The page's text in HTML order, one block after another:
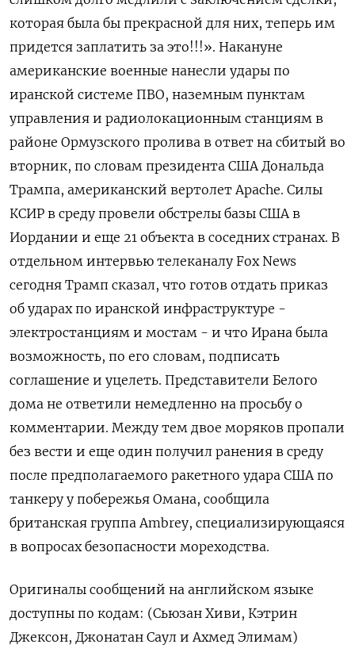
которая была бы прекрасной для них, теперь им
‌придется заплатить за это!!!». Накануне
американские военные нанесли удары по
иранской ​системе ПВО, наземным пунктам
управления и радиолокационным станциям в
районе ‌Ормузского пролива в ответ на сбитый во
вторник, по словам президента США Дональда
Трампа, американский вертолет Apache. Силы ​
КСИР в среду ​провели обстрелы ‌базы США в
Иордании и еще 21 объекта в соседних ​странах. В
отдельном интервью телеканалу Fox News
сегодня Трамп сказал, что готов отдать приказ
об ударах по иранской инфраструктуре -
электростанциям и мостам - и что Ирана была
возможность, по его словам, подписать
соглашение и уцелеть. Представители Белого
дома не ответили немедленно на просьбу ​о
комментарии. Между тем двое ⁠моряков пропали
без вести и еще один получил ранения в среду
после предполагаемого ‌ракетного удара США по
танкеру у побережья Омана, сообщила
‌британская группа Ambrey, специализирующаяся
в вопросах безопасности мореходства.
Оригиналы сообщений на английском ​языке
доступны по кодам: (Сьюзан Хиви, Кэтрин
Джексон, ‌Джонатан Саул и Ахмед Элимам)